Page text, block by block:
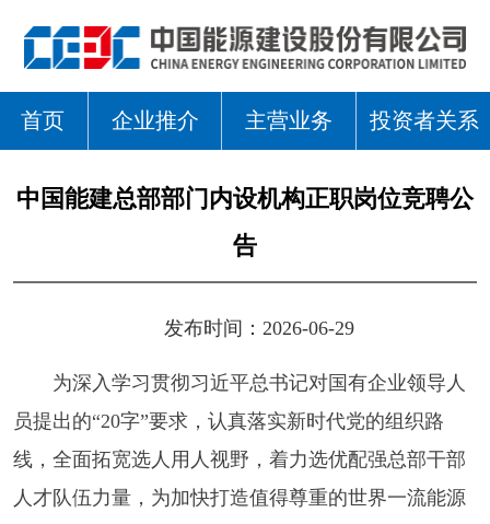
首页 企业推介 主营业务 投资者关系
中国能建总部部门内设机构正职岗位竞聘公
告
发布时间：2026-06-29
为深入学习贯彻习近平总书记对国有企业领导人
员提出的“20字”要求，认真落实新时代党的组织路
线，全面拓宽选人用人视野，着力选优配强总部干部
人才队伍力量，为加快打造值得尊重的世界一流能源